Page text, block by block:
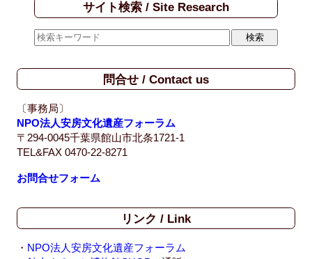
サイト検索 / Site Research
問合せ / Contact us
〔事務局〕
NPO法人安房文化遺産フォーラム
〒294-0045千葉県館山市北条1721-1
TEL&FAX 0470-22-8271
お問合せフォーム
リンク / Link
・ NPO法人安房文化遺産フォーラム